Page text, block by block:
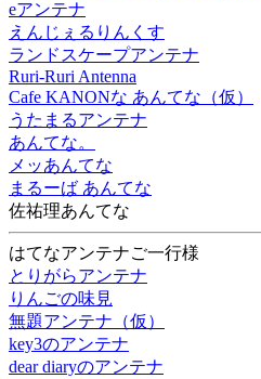
eアンテナ
えんじぇるりんくす
ランドスケープアンテナ
Ruri-Ruri Antenna
Cafe KANONな あんてな（仮）
うたまるアンテナ
あんてな。
メッあんてな
まるーば あんてな
佐祐理あんてな
はてなアンテナご一行様
とりがらアンテナ
りんごの味見
無題アンテナ（仮）
key3のアンテナ
dear diaryのアンテナ